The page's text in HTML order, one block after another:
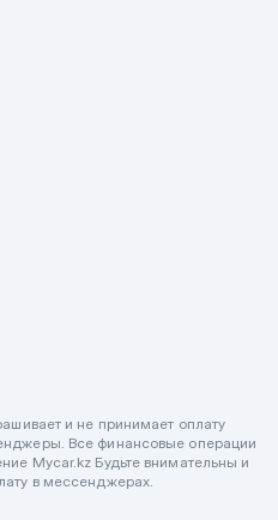
и не принимает оплату
Все финансовые операции
Mycar.kz Будьте внимательны и
в мессенджерах.